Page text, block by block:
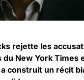
rejette les
du New York Times
construit un récit